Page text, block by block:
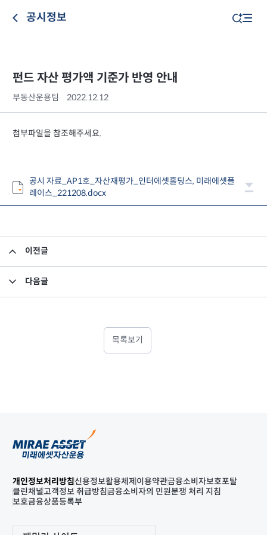
공시정보
펀드 자산 평가액 기준가 반영 안내
부동산운용팀 2022.12.12
첨부파일을 참조해주세요.
공시 자료_AP1호_자산재평가_인터에셋홀딩스, 미래에셋플
레이스_221208.docx
이전글
다음글
목록보기
개인정보처리방침신용정보활용체제 이용약관금융소비자보호포탈
클린채널고객정보 취급방침금융소비자의 민원분쟁 처리 지침
보호금융상품등록부